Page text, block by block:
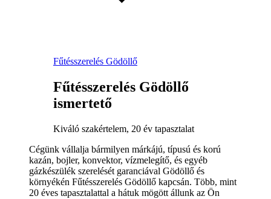
Fűtésszerelés Gödöllő
Fűtésszerelés Gödöllő
ismertető
Kiváló szakértelem, 20 év tapasztalat
Cégünk vállalja bármilyen márkájú, típusú és korú
kazán, bojler, konvektor, vízmelegítő, és egyéb
gázkészülék szerelését garanciával Gödöllő és
környékén Fűtésszerelés Gödöllő kapcsán. Több, mint
20 éves tapasztalattal a hátuk mögött állunk az Ön